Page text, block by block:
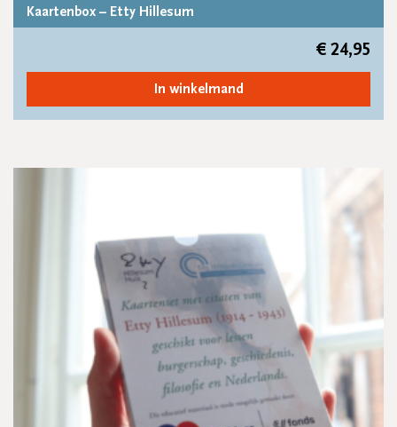
Kaartenbox – Etty Hillesum
€ 24,95
In winkelmand